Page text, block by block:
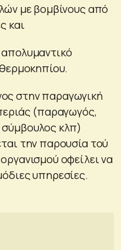
με βομβίνους από
και
στην παραγωγική
(παραγωγός,
κλπ)
την παρουσία τού
οφείλει να
υπηρεσίες.